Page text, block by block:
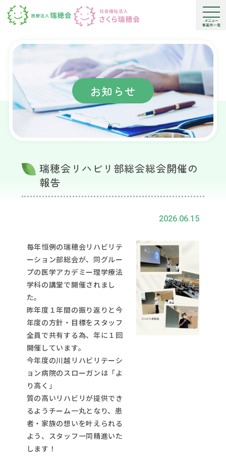
お知らせ
瑞穂会リハビリ部総会総会開催の
報告
2026.06.15
毎年恒例の瑞穂会リハビリテ
ーション部総会が、同グルー
プの医学アカデミー理学療法
学科の講堂で開催されまし
た。
昨年度１年間の振り返りと今
年度の方針・目標をスタッフ
全員で共有する為、年に１回
開催しています。
今年度の川越リハビリテーシ
ョン病院のスローガンは「よ
り高く」
質の高いリハビリが提供でき
るようチーム一丸となり、患
者・家族の想いを叶えられる
よう、スタッフ一同精進いた
します！